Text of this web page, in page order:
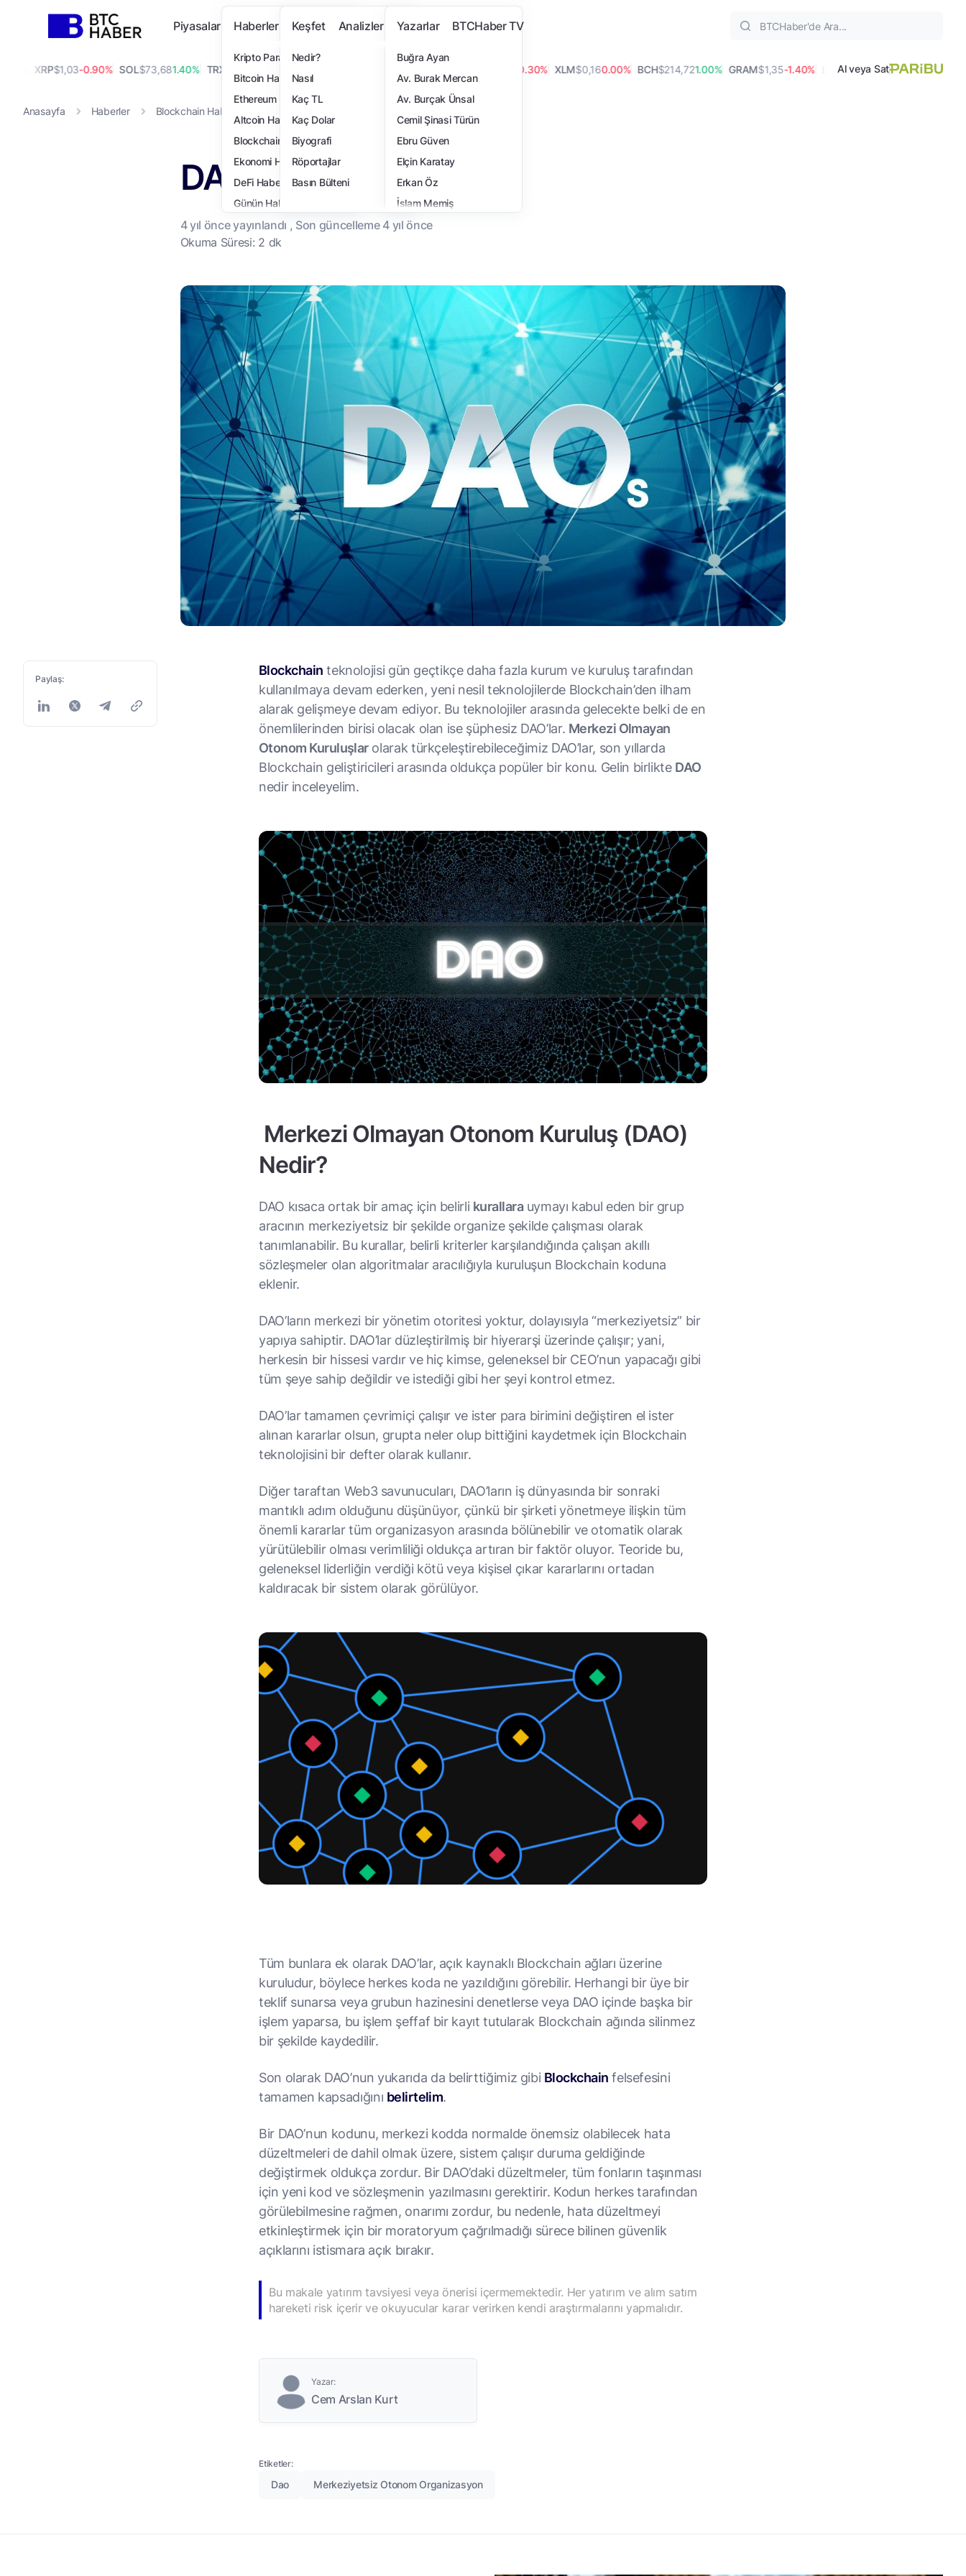
Piyasalar Haberler
Kripto Para Haberi
Bitcoin Haberleri
Ethereum Haberleri
Altcoin Haberleri
Blockchain Haberleri
Ekonomi Haberleri
DeFi Haberleri
Günün Haberleri
Teknoloji Haberleri
NFT Haberleri
Finans Haberleri
Özel Haberler
Keşfet
Nedir?
Nasıl
Kaç TL
Kaç Dolar
Biyografi
Röportajlar
Basın Bülteni
Analizler Yazarlar
Buğra Ayan
Av. Burak Mercan
Av. Burçak Ünsal
Cemil Şinasi Türün
Ebru Güven
Elçin Karatay
Erkan Öz
İslam Memiş
İsmail Hakkı Polat
Turan Sert
Yasemin Türkoğlu
BTCHaber TV
$1,03-0.90% SOL $73,681.40% TRX $0,33 -0.30% XLM $0,160.00% BCH $214,721.00% GRAM$1,35-1.40% LTC $45,470.20% AVAX$6,43
Al veya Sat
Anasayfa Haberler Blockchain Haberleri
DAO Nedir?
4 yıl önce yayınlandı , Son güncelleme4 yılönce
Okuma Süresi: 2 dk
Paylaş: Blockchainteknolojisi gün geçtikçe daha fazla kurum ve kuruluş tarafından
kullanılmaya devam ederken, yeni nesil teknolojilerde Blockchain’den ilham
alarak gelişmeye devam ediyor. Bu teknolojiler arasında gelecekte belki de en
önemlilerinden birisi olacak olan ise şüphesiz DAO’lar. Merkezi Olmayan
Otonom Kuruluşlarolarak türkçeleştirebileceğimiz DAO’lar, son yıllarda
Blockchain geliştiricileri arasında oldukça popüler bir konu. Gelin birlikteDAO
nedir inceleyelim.
Merkezi Olmayan Otonom Kuruluş (DAO)
Nedir?
DAO kısaca ortak bir amaç için belirlikurallarauymayı kabul eden bir grup
aracının merkeziyetsiz bir şekilde organize şekilde çalışması olarak
tanımlanabilir. Bu kurallar, belirli kriterler karşılandığında çalışan akıllı
sözleşmeler olan algoritmalar aracılığıyla kuruluşun Blockchain koduna
eklenir.
DAO’ların merkezi bir yönetim otoritesi yoktur, dolayısıyla “merkeziyetsiz” bir
yapıya sahiptir. DAO’lar düzleştirilmiş bir hiyerarşi üzerinde çalışır; yani,
herkesin bir hissesi vardır ve hiç kimse, geleneksel bir CEO’nun yapacağı gibi
tüm şeye sahip değildir ve istediği gibi her şeyi kontrol etmez.
DAO’lar tamamen çevrimiçi çalışır ve ister para birimini değiştiren el ister
alınan kararlar olsun, grupta neler olup bittiğini kaydetmek için Blockchain
teknolojisini bir defter olarak kullanır.
Diğer taraftan Web3 savunucuları, DAO’ların iş dünyasında bir sonraki
mantıklı adım olduğunu düşünüyor, çünkü bir şirketi yönetmeye ilişkin tüm
önemli kararlar tüm organizasyon arasında bölünebilir ve otomatik olarak
yürütülebilir olması verimliliği oldukça artıran bir faktör oluyor. Teoride bu,
geleneksel liderliğin verdiği kötü veya kişisel çıkar kararlarını ortadan
kaldıracak bir sistem olarak görülüyor.
Tüm bunlara ek olarak DAO’lar, açık kaynaklı Blockchain ağları üzerine
kuruludur, böylece herkes koda ne yazıldığını görebilir. Herhangi bir üye bir
teklif sunarsa veya grubun hazinesini denetlerse veya DAO içinde başka bir
işlem yaparsa, bu işlem şeffaf bir kayıt tutularak Blockchain ağında silinmez
bir şekilde kaydedilir.
Son olarak DAO’nun yukarıda da belirttiğimiz gibiBlockchainfelsefesini
tamamen kapsadığını belirtelim.
Bir DAO’nun kodunu, merkezi kodda normalde önemsiz olabilecek hata
düzeltmeleri de dahil olmak üzere, sistem çalışır duruma geldiğinde
değiştirmek oldukça zordur. Bir DAO’daki düzeltmeler, tüm fonların taşınması
için yeni kod ve sözleşmenin yazılmasını gerektirir. Kodun herkes tarafından
görülebilmesine rağmen, onarımı zordur, bu nedenle, hata düzeltmeyi
etkinleştirmek için bir moratoryum çağrılmadığı sürece bilinen güvenlik
açıklarını istismara açık bırakır.
Bu makale yatırım tavsiyesi veya önerisi içermemektedir. Her yatırım ve alım satım
hareketi risk içerir ve okuyucular karar verirken kendi araştırmalarını yapmalıdır.
Yazar:
Cem Arslan Kurt
Etiketler:
Dao Merkeziyetsiz Otonom Organizasyon